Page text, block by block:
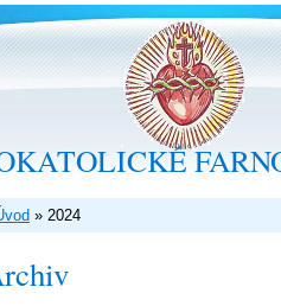
» 2024